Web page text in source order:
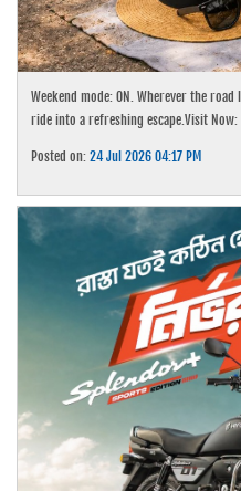
Weekend mode: ON. Wherever the
ride into a refreshing escape.Visit Now:
Posted on:24 Jul 2026 04:17 PM